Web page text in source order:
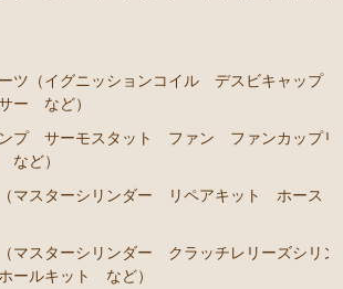
ツ（イグニッションコイル デスビキャップ
ー など）
プ サーモスタット ファン ファンカップリ
ど）
（マスターシリンダー リペアキット ホース
マスターシリンダー クラッチレリーズシリン
ールキット など）